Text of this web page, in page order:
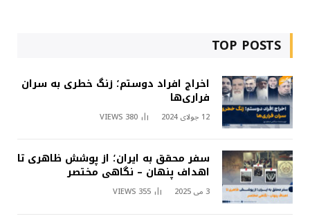
TOP POSTS
اخراج افراد دوستم؛ زنگ خطری به سران
فراری‌ها
12 جولای 2024 380
VIEWS
سفر محقق به ایران؛ از پوشش ظاهری تا
اهداف پنهان – نگاهی مختصر
3 می 2025 355
VIEWS